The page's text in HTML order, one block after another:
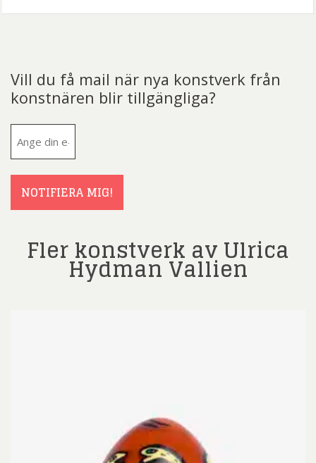
Vill du få mail när nya konstverk från
konstnären blir tillgängliga?
NOTIFIERA MIG!
Fler konstverk av Ulrica
Hydman Vallien